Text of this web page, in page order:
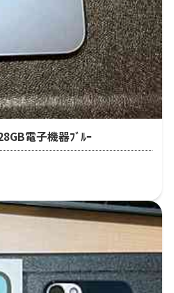
電子機器ﾌﾞﾙｰ